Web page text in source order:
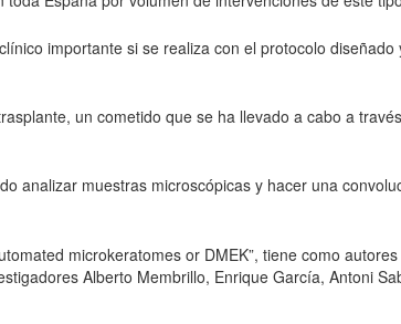
importante si se realiza con el protocolo
un cometido que se ha llevado a cabo a
analizar muestras microscópicas y hacer una
microkeratomes or DMEK”, tiene como
Alberto Membrillo, Enrique García, Antoni